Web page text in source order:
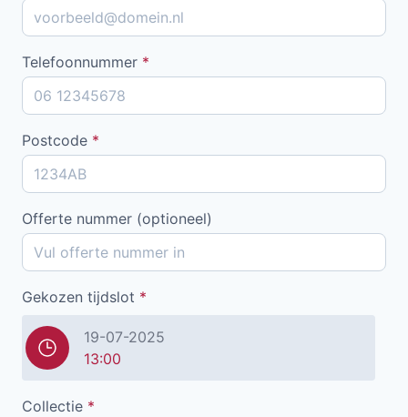
Telefoonnummer *
Postcode *
Offerte nummer (optioneel)
Gekozen tijdslot *
19-07-2025
13:00
Collectie *